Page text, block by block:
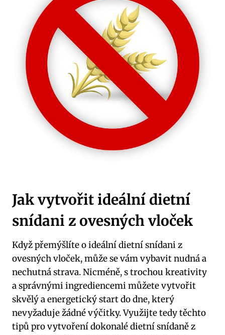
Jak vytvořit ideální dietní
snídani z ovesných vloček
Když přemýšlíte o ideální dietní snídani z
ovesných vloček, může se vám vybavit nudná a
nechutná strava. Nicméně, s trochou kreativity
a správnými ingrediencemi můžete vytvořit
skvělý a energetický start do dne, který
nevyžaduje žádné výčitky. Využijte tedy těchto
tipů pro vytvoření dokonalé dietní snídaně z